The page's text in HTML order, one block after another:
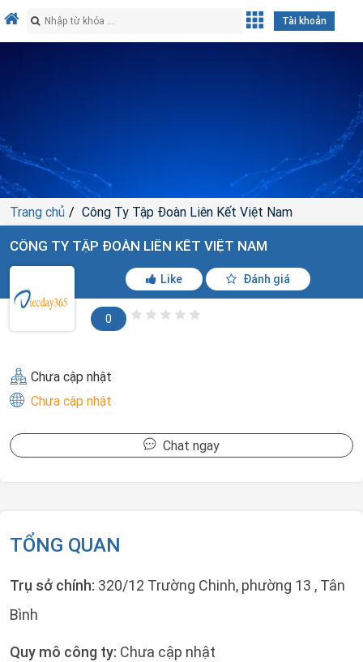
Tài khoản
Trang chủ Công Ty Tập Đoàn Liên Kết Việt Nam
CÔNG TY TẬP ĐOÀN LIÊN KẾT VIỆT NAM
Like Đánh giá
0
Chưa cập nhật
Chưa cập nhật
Chat ngay
TỔNG QUAN
Trụ sở chính: 320/12 Trường Chinh, phường 13 , Tân
Bình
Quy mô công ty: Chưa cập nhật